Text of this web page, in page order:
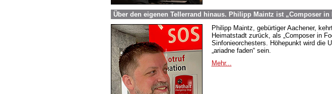
Über den eigenen Tellerrand hinaus. Philipp Maintz ist „Composer in
Philipp Maintz, gebürtiger Aachener,
Heimatstadt zurück, als „Composer in
Sinfonieorchesters. Höhepunkt wird die
„ariadne faden“ sein.
Mehr...